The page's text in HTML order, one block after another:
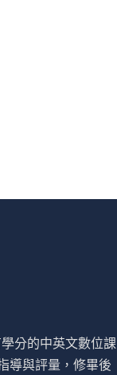
分的中英文數位課
導與評量，修畢後